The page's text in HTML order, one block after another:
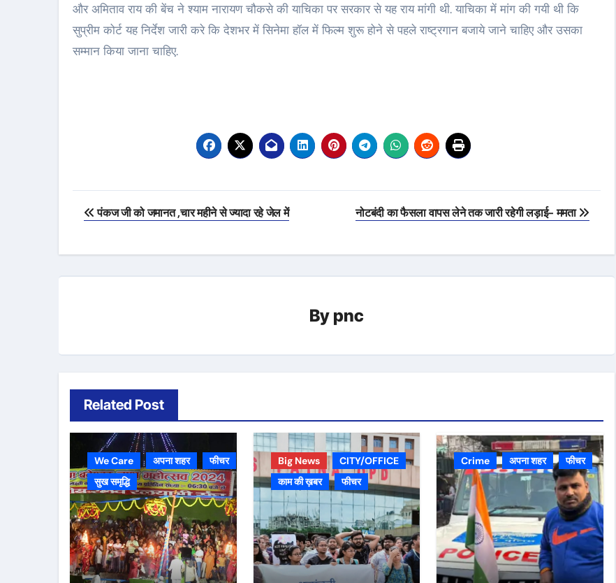
और अमिताव राय की बेंच ने श्याम नारायण चौकसे की याचिका पर सरकार से यह राय मांगी थी. याचिका में मांग की गयी थी कि
सुप्रीम कोर्ट यह निर्देश जारी करे कि देशभर में सिनेमा हॉल में फिल्म शुरू होने से पहले राष्ट्रगान बजाये जाने चाहिए और उसका
सम्‍मान किया जाना चाहिए.
Post
पंकज जी को जमानत ,चार महीने से ज्यादा रहे जेल में नोटबंदी का फैसला वापस लेने तक जारी रहेगी लड़ाई- ममता
By pnc
Related Post
We Care अपना शहर
फीचर
सुख समृद्धि
Big News
CITY/OFFICE
काम की ख़बर
फीचर
Crime अपना शहर फीचर